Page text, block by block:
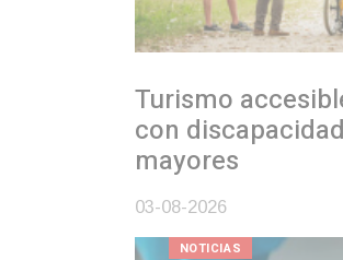
Turismo accesible para
con discapacidad y
mayores
NOTICIAS